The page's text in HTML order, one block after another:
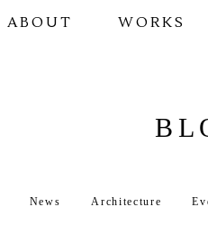
ABOUT WORKS
News Architecture